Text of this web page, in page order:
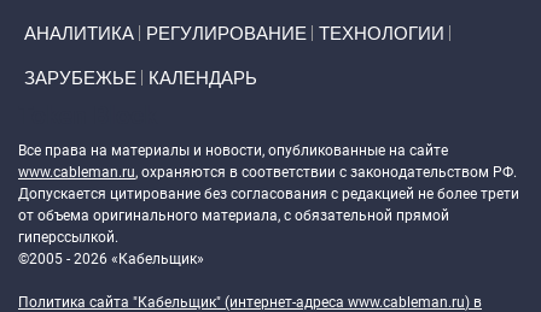
АНАЛИТИКА РЕГУЛИРОВАНИЕ ТЕХНОЛОГИИ
ЗАРУБЕЖЬЕ КАЛЕНДАРЬ
Все права на материалы и новости, опубликованные на сайте
www.cableman.ru, охраняются в соответствии с законодательством РФ.
Допускается цитирование без согласования с редакцией не более трети
от объема оригинального материала, с обязательной прямой
гиперссылкой.
©2005 - 2026 «Кабельщик»
Политика сайта "Кабельщик" (интернет-адреса www.cableman.ru) в